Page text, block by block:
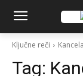
Ključne reči
Tag: